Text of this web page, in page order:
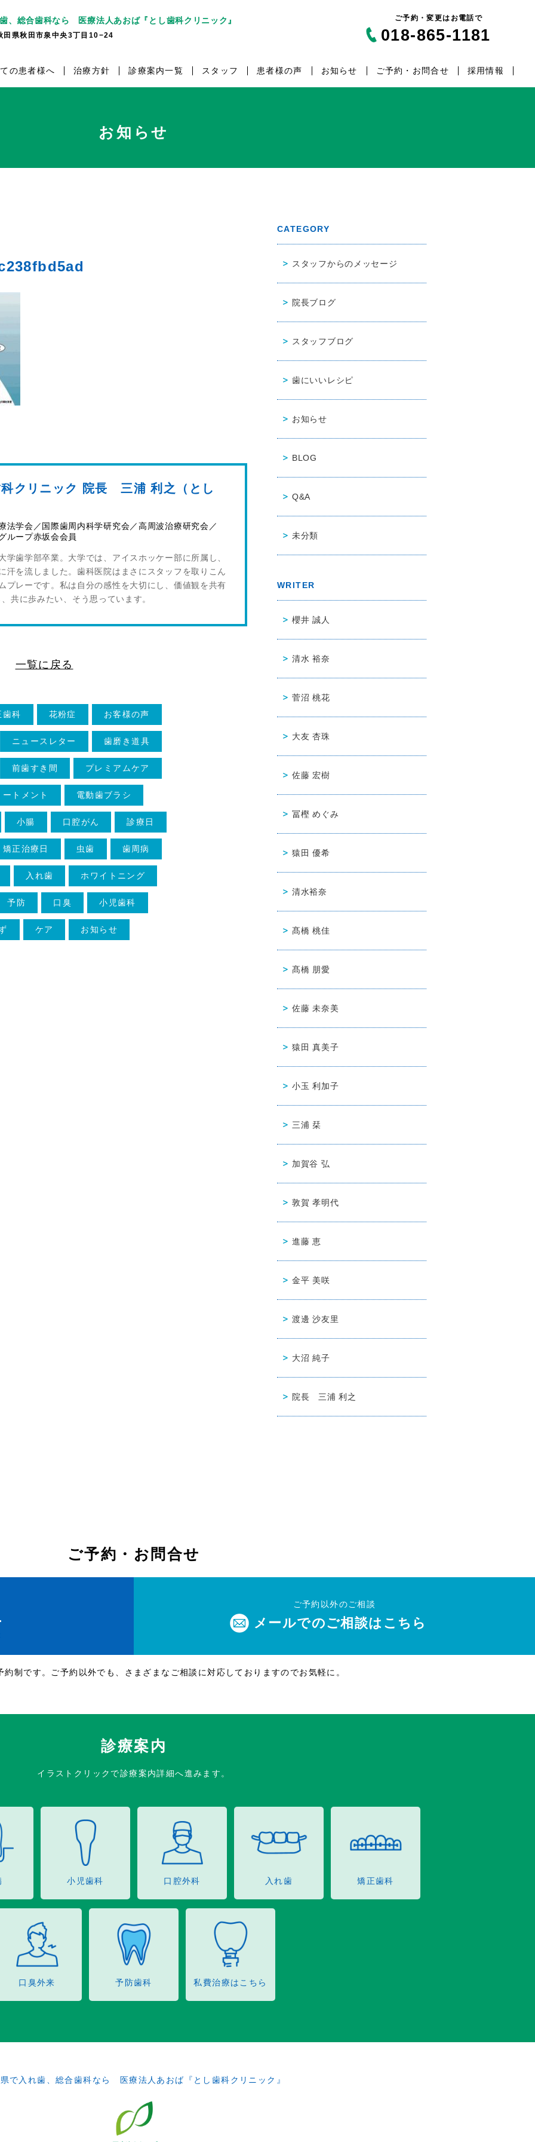
、総合歯科なら 医療法人あおば『とし歯科クリニック』
県秋田市泉中央3丁目10−24
ご予約・変更はお電話で
018-865-1181
の患者様へ 治療方針 診療案内一覧 スタッフ 患者様の声 お知らせ ご予約・お問合せ 採用情報
お知らせ
科クリニック 院長 三浦 利之（とし
法学会／国際歯周内科学研究会／高周波治療研究会／
ループ赤坂会会員
学歯学部卒業。大学では、アイスホッケー部に所属し、
汗を流しました。歯科医院はまさにスタッフを取りこん
プレーです。私は自分の感性を大切にし、価値観を共有
共に歩みたい、そう思っています。
一覧に戻る
歯科 花粉症 お客様の声
ニュースレター 歯磨き道具
前歯すき間 プレミアムケア
トメント 電動歯ブラシ
小腸 口腔がん 診療日
矯正治療日 虫歯 歯周病
入れ歯 ホワイトニング
予防 口臭 小児歯科
ケア お知らせ
CATEGORY
スタッフからのメッセージ
院長ブログ
スタッフブログ
歯にいいレシピ
お知らせ
BLOG
Q&A
未分類
WRITER
櫻井 誠人
清水 裕奈
菅沼 桃花
大友 杏珠
佐藤 宏樹
冨樫 めぐみ
猿田 優希
清水裕奈
髙橋 桃佳
髙橋 朋愛
佐藤 未奈美
猿田 真美子
小玉 利加子
三浦 栞
加賀谷 弘
敦賀 孝明代
進藤 恵
金平 美咲
渡邊 沙友里
大沼 純子
院長 三浦 利之
ご予約・お問合せ
ご予約以外のご相談
メールでのご相談はこちら
約制です。ご予約以外でも、さまざまなご相談に対応しておりますのでお気軽に。
診療案内
イラストクリックで診療案内詳細へ進みます。
小児歯科 口腔外科 入れ歯 矯正歯科
口臭外来 予防歯科 私費治療はこちら
で入れ歯、総合歯科なら 医療法人あおば『とし歯科クリニック』